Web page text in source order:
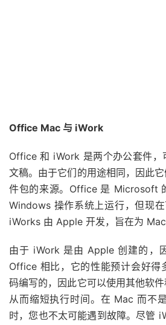
Office Mac 与 iWork
Office 和 iWork 是两个办公套件，
文稿。由于它们的用途相同，因此
件包的来源。Office 是 Microsoft
Windows 操作系统上运行，但现在
iWorks 由 Apple 开发，旨在为 Mac
由于 iWork 是由 Apple 创建的，
Office 相比，它的性能预计会好得
码编写的，因此它可以使用其他软件
从而缩短执行时间。在 Mac 而不是
时，您也不太可能遇到故障。尽管